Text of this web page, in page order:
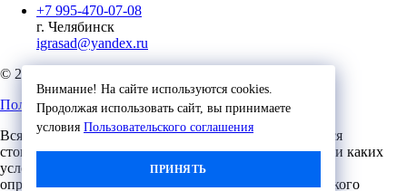
Внимание! На сайте используются cookies.
Продолжая использовать сайт, вы принимаете
условия Пользовательского соглашения
ПРИНЯТЬ
+7 995-470-07-08
г. Челябинск
igrasad@yandex.ru
© 2023, Игровые Технологии
Пользовательское соглашение
Вся представленная на сайте информация, касающаяся
стоимости, носит информационный характер и ни при каких
условиях не является публичной офертой,
определяемой положениями Статьи 437 (2) Гражданского